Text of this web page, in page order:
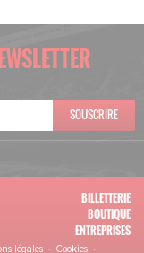
SOUSCRIRE
BILLETTERIE
BOUTIQUE
ENTREPRISES
légales· Cookies·